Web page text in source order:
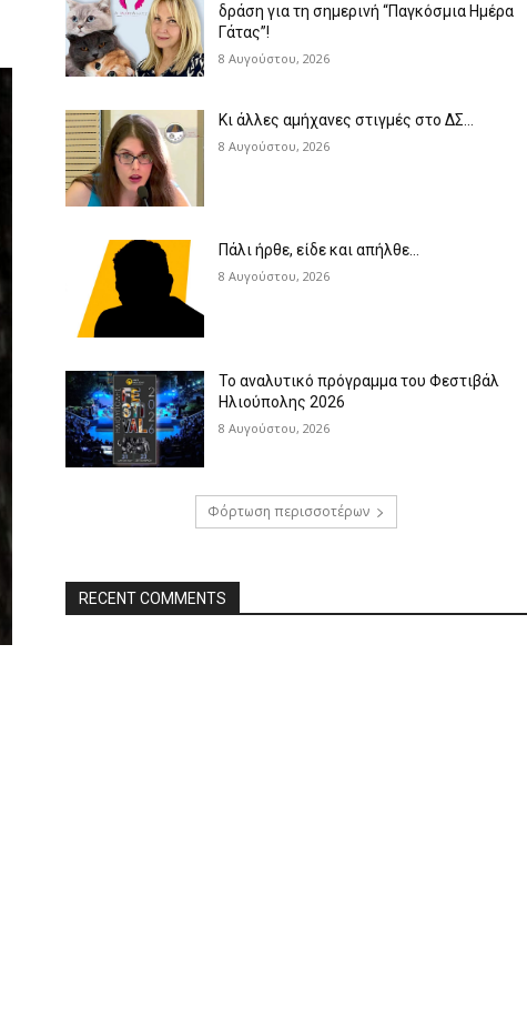
δράση για τη σημερινή “Παγκόσμια Ημέρα
Γάτας”!
8 Αυγούστου, 2026
Κι άλλες αμήχανες στιγμές στο ΔΣ…
8 Αυγούστου, 2026
Πάλι ήρθε, είδε και απήλθε…
8 Αυγούστου, 2026
Το αναλυτικό πρόγραμμα του Φεστιβάλ
Ηλιούπολης 2026
8 Αυγούστου, 2026
Φόρτωση περισσοτέρων
RECENT COMMENTS